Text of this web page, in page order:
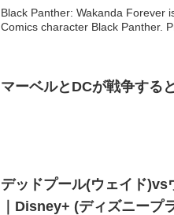
Black Panther: Wakanda Forever
Comics character Black Panther.
マーベルとDCが戦争する
デッドプール(ウェイド)vs
｜Disney+ (ディズニープ